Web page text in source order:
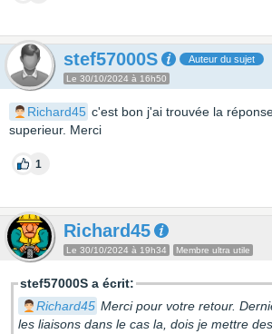
stef57000S Auteur du sujet
Le 30/10/2024 à 16h50
Richard45 c'est bon j'ai trouvée la
superieur. Merci
1
Richard45
Le 30/10/2024 à 19h34 Membre ultra utile
stef57000S a écrit:
Richard45 Merci pour votre retour.
les liaisons dans le cas la, dois je mettre